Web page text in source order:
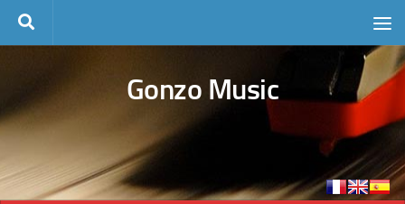
Skip to content
Gonzo Music